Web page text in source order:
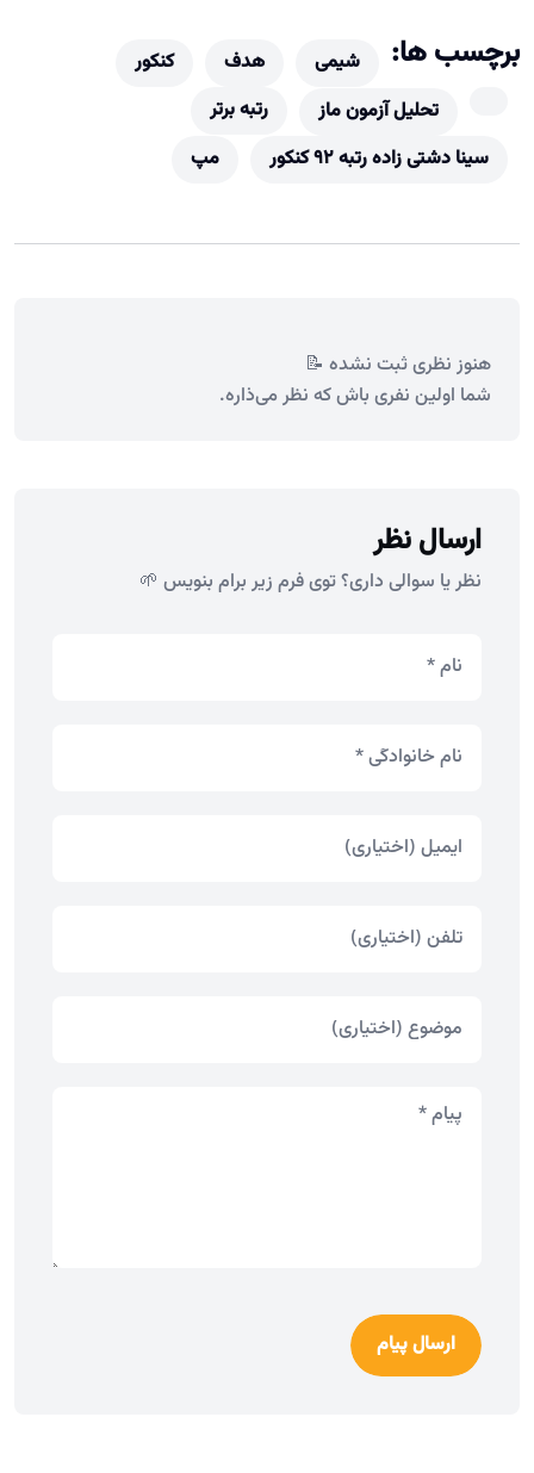
برچسب ها: شیمی هدف
کنکور
تحلیل آزمون ماز
رتبه برتر
سینا دشتی زاده رتبه ۹۲ کنکور
مپ
هنوز نظری ثبت نشده 📝
شما اولین نفری باش که نظر می‌ذاره.
ارسال نظر
نظر یا سوالی داری؟ توی فرم زیر برام بنویس 🌱
ارسال پیام